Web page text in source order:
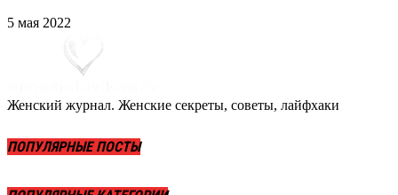
5 мая 2022
Женский журнал. Женские секреты, советы, лайфхаки
ПОПУЛЯРНЫЕ ПОСТЫ